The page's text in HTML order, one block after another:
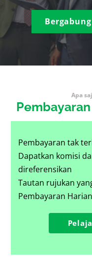
Apa
Pembayaran tak
Dapatkan komisi
direferensikan
Tautan rujukan
Pembayaran Harian